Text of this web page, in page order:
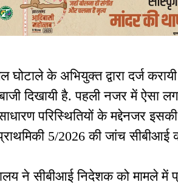
घोटाले के अभियुक्त द्वारा दर्ज
दिखायी है. पहली नजर में ऐसा
परिस्थितियों के मद्देनजर
5/2026 की जांच सीबीआई
ने सीबीआई निदेशक को मामले में